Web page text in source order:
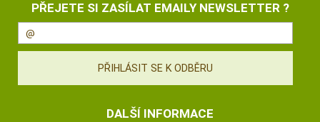
PŘEJETE SI ZASÍLAT EMAILY NEWSLETTER ?
DALŠÍ INFORMACE